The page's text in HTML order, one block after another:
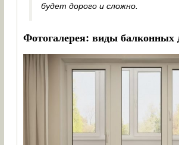
будет дорого и сложно.
Фотогалерея: виды балконных